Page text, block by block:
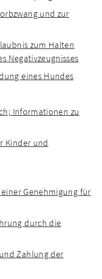
und zur
zum Halten
Negativzeugnisses
eines Hundes
Informationen zu
Kinder und
Genehmigung für
durch die
Zahlung der